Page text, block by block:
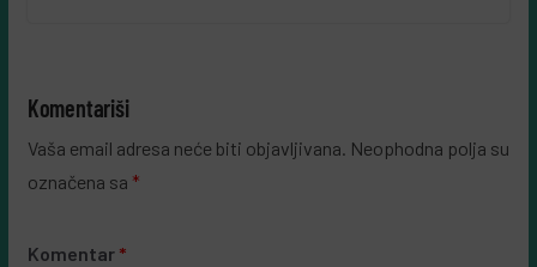
Komentariši
Vaša email adresa neće biti objavljivana. Neophodna polja su
označena sa *
Komentar *